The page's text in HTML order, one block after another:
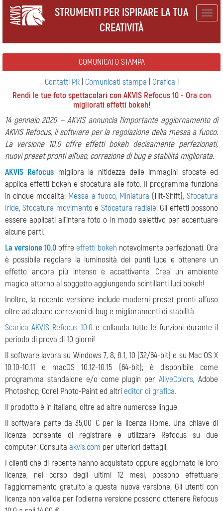
STRUMENTI PER ISPIRARE LA TUA
CREATIVITÀ
COMUNICATO STAMPA
Contatti PR| Comunicati stampa Grafica
Rendi le tue foto spettacolari con AKVIS Refocus 10 - Ora con
migliorati effetti bokeh!
14 gennaio 2020 — AKVIS annuncia l'importante aggiornamento di
AKVIS Refocus, il software per la regolazione della messa a fuoco.
La versione 10.0 offre effetti bokeh decisamente perfezionati,
nuovi preset pronti all'uso, correzione di bug e stabilità migliorata.
AKVIS Refocus migliora la nitidezza delle immagini sfocate ed
applica effetti bokeh e sfocatura alle foto. Il programma funziona
in cinque modalità: Messa a fuoco, Miniatura (Tilt-Shift), Sfocatura
iride,Sfocatura movimento e Sfocatura radiale. Gli effetti possono
essere applicati all'intera foto o in modo selettivo per accentuare
alcune parti.
La versione 10.0 offre effetti bokeh notevolmente perfezionati. Ora
è possibile regolare la luminosità dei punti luce e ottenere un
effetto ancora più intenso e accattivante. Crea un ambiente
magico attorno al soggetto aggiungendo scintillanti luci bokeh!
Inoltre, la recente versione include moderni preset pronti all'uso
oltre ad alcune correzioni di bug e miglioramenti di stabilità.
Scarica AKVIS Refocus 10.0 e collauda tutte le funzioni durante il
periodo di prova di 10 giorni!
Il software lavora su Windows 7, 8, 8.1, 10 (32/64-bit) e su Mac OS X
10.10-10.11 e macOS 10.12-10.15 (64-bit); è disponibile come
programma standalone e/o come plugin perAliveColors, Adobe
Photoshop, Corel Photo-Paint ed altri editor di grafica.
Il prodotto è in italiano, oltre ad altre numerose lingue.
Il software parte da 35,00 € per la licenza Home. Una chiave di
licenza consente di registrare e utilizzare Refocus su due
computer. Consulta akvis.com per ulteriori dettagli.
I clienti che di recente hanno acquistato oppure aggiornato le loro
licenze, nel corso degli ultimi 12 mesi, possono effettuare
l'aggiornamento gratuito a questa nuova versione. Gli utenti con
licenza non valida per l'odierna versione possono ottenere Refocus